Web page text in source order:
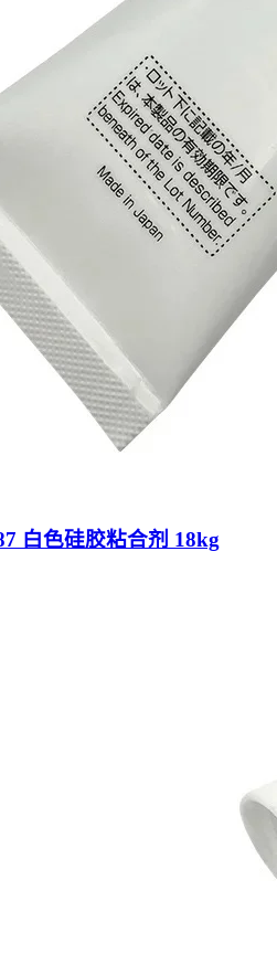
白色硅胶粘合剂 18kg